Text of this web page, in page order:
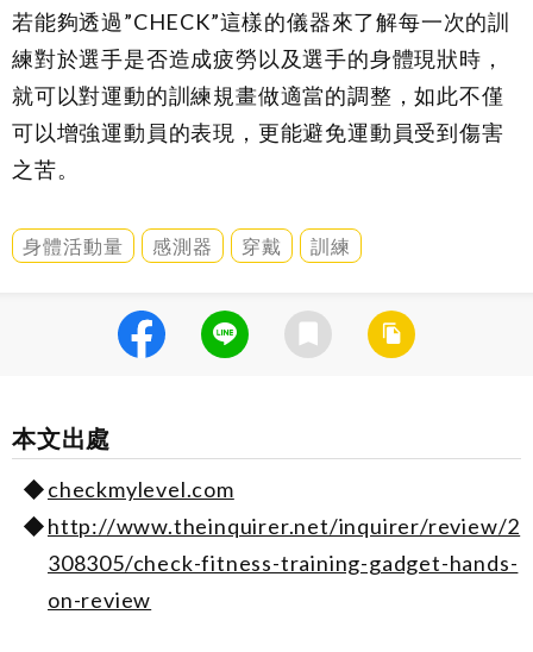
若能夠透過”CHECK”這樣的儀器來了解每一次的訓
練對於選手是否造成疲勞以及選手的身體現狀時，
就可以對運動的訓練規畫做適當的調整，如此不僅
可以增強運動員的表現，更能避免運動員受到傷害
之苦。
身體活動量 感測器 穿戴 訓練
本文出處
checkmylevel.com
http://www.theinquirer.net/inquirer/review/2
308305/check-fitness-training-gadget-hands-
on-review